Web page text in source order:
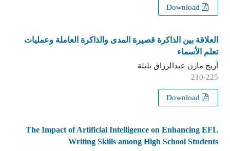
Download
العلاقة بين الذاكرة قصيرة المدى والذاكرة العاملة وعمليات
تعلم الأسماء
أريج مازن عبدالرزاق بليلة
210-225
The Impact of Artificial Intelligence on Enhancing EFL
Writing Skills among High School Students